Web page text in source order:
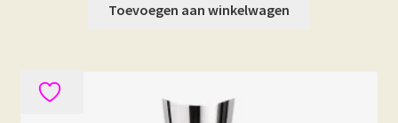
Toevoegen aan winkelwagen